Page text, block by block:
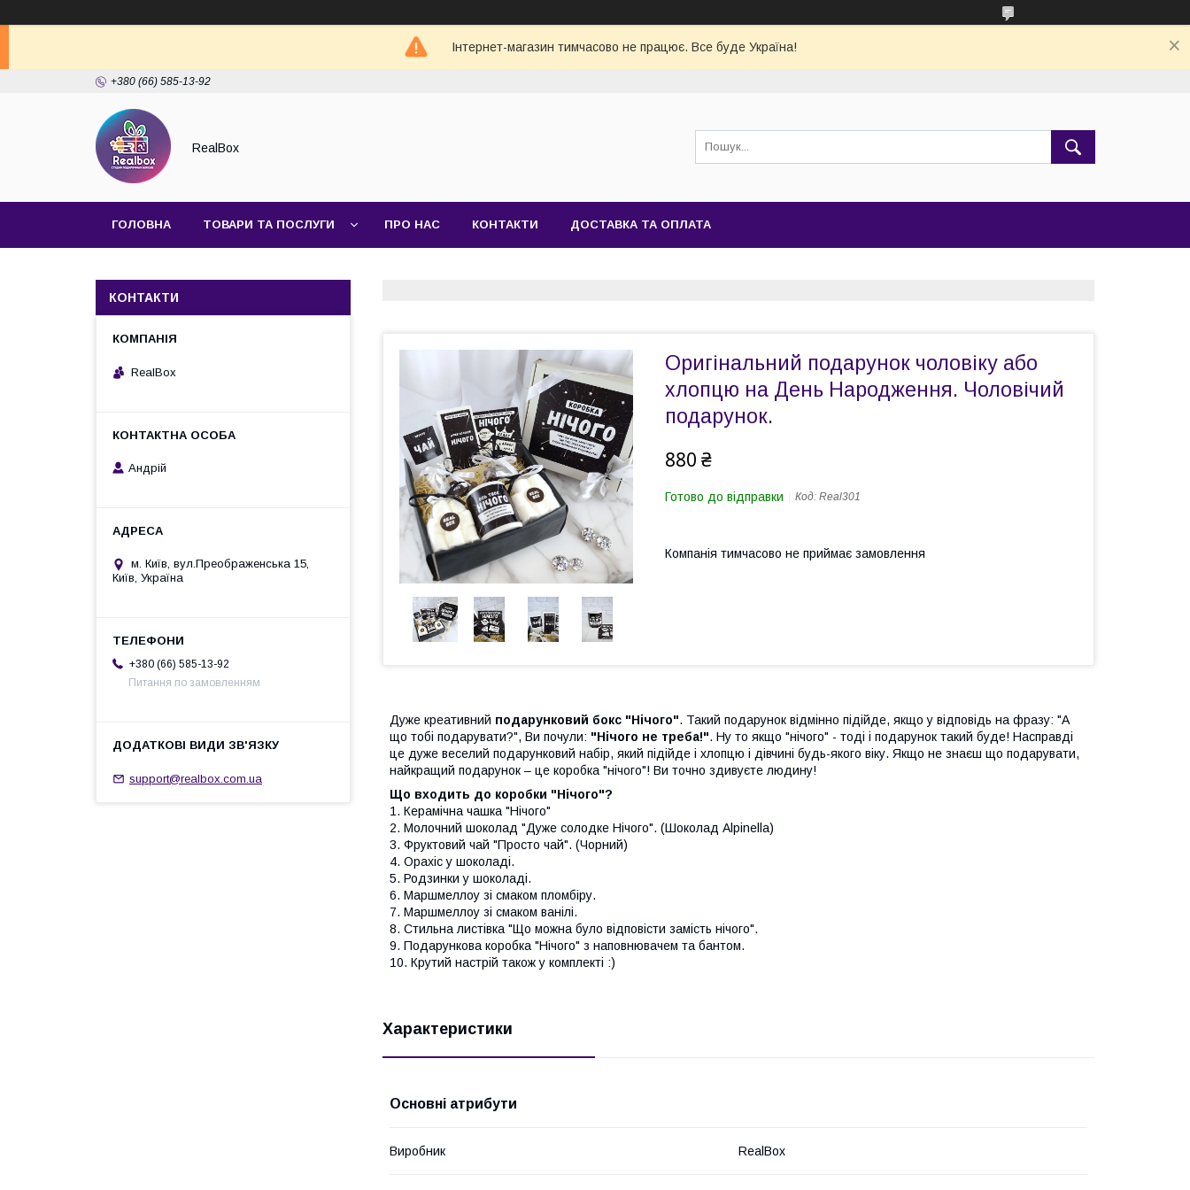
Інтернет-магазин тимчасово не працює. Все буде Україна!
+380 (66) 585-13-92
RealBox
ГОЛОВНА ТОВАРИ ТА ПОСЛУГИ ПРО НАС КОНТАКТИ ДОСТАВКА ТА ОПЛАТА
Оригінальний подарунок чоловіку або
хлопцю на День Народження. Чоловічий
подарунок.
880 ₴
Готово до відправки Код: Real301
Компанія тимчасово не приймає замовлення
Дуже креативний подарунковий бокс "Нічого". Такий подарунок відмінно підійде, якщо у відповідь на фразу: "А
що тобі подарувати?", Ви почули: "Нічого не треба!". Ну то якщо "нічого" - тоді і подарунок такий буде! Насправді
це дуже веселий подарунковий набір, який підійде і хлопцю і дівчині будь-якого віку. Якщо не знаєш що подарувати,
найкращий подарунок – це коробка "нічого"! Ви точно здивуєте людину!
Що входить до коробки "Нічого"?
1. Керамічна чашка "Нічого"
2. Молочний шоколад "Дуже солодке Нічого". (Шоколад Alpinella)
3. Фруктовий чай "Просто чай". (Чорний)
4. Орахіс у шоколаді.
5. Родзинки у шоколаді.
6. Маршмеллоу зі смаком пломбіру.
7. Маршмеллоу зі смаком ванілі.
8. Стильна листівка "Що можна було відповісти замість нічого".
9. Подарункова коробка "Нічого" з наповнювачем та бантом.
10. Крутий настрій також у комплекті :)
Характеристики
Основні атрибути
Виробник RealBox
КОНТАКТИ
RealBox
Андрій
м. Київ, вул.Преображенська 15,
Київ, Україна
+380 (66) 585-13-92
Питання по замовленням
support@realbox.com.ua